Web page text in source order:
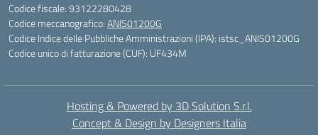
Codice fiscale: 93122280428
Codice meccanografico:ANIS01200G
Codice Indice delle Pubbliche Amministrazioni (IPA): istsc_ANIS01200G
Codice unico di fatturazione (CUF): UF434M
Hosting & Powered by 3D Solution S.r.l.
Concept & Design by Designers Italia